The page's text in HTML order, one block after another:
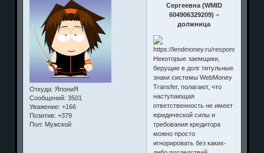
Откуда: ЯпониЯ
Сообщений: 3501
Уважение: +166
Позитив: +379
Пол: Мужской
Сергеевна (WMID
604906329209) –
должница
Некоторые заемщики,
берущие в долг титульные
знаки системы WebMoney
Transfer, полагают, что
наступающая
ответственность не имеет
юридической силы и
требования кредитора
можно просто
игнорировать без каких-